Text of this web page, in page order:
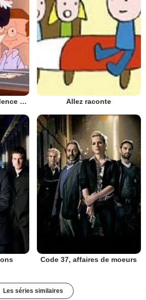
Les Enquêtes de Prudence Petitpas Allez raconte
Code 37, affaires de moeurs
Les séries similaires